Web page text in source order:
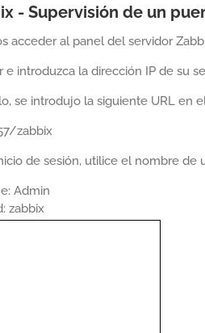
- Supervisión de un
acceder al panel del servidor
e introduzca la dirección IP de su
se introdujo la siguiente URL en
zabbix
de sesión, utilice el nombre
Admin
zabbix